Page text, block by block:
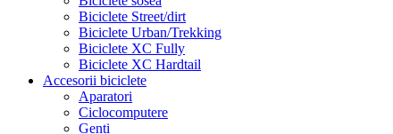
Biciclete Street/dirt
Biciclete Urban/Trekking
Biciclete XC Fully
Biciclete XC Hardtail
Accesorii biciclete
Aparatori
Ciclocomputere
Genti